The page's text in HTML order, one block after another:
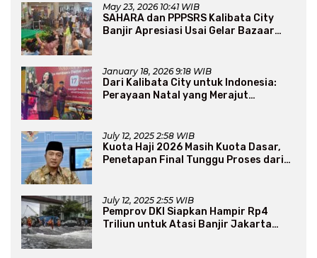
May 23, 2026 10:41 WIB
SAHARA dan PPPSRS Kalibata City
Banjir Apresiasi Usai Gelar Bazaar
January 18, 2026 9:18 WIB
Dari Kalibata City untuk Indonesia:
Perayaan Natal yang Merajut
July 12, 2025 2:58 WIB
Kuota Haji 2026 Masih Kuota Dasar,
Penetapan Final Tunggu Proses dari
July 12, 2025 2:55 WIB
Pemprov DKI Siapkan Hampir Rp4
Triliun untuk Atasi Banjir Jakarta